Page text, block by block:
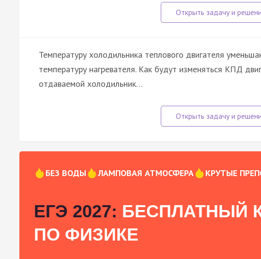
Температуру холодильника теплового двигателя
температуру нагревателя. Как будут изменяться КПД
отдаваемой холодильник…
БЕЗ ВОДЫ ЛАМПОВАЯ АТМОСФЕРА КРУТЫЕ
ЕГЭ 2027: БЕСПЛАТНЫЙ
ПО ФИЗИКЕ